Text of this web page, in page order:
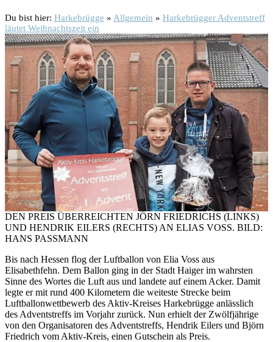
Du bist hier: Harkebrügge » Allgemein » Harkebrügger Adventstreff
läutet Weihnachtszeit ein
DEN PREIS ÜBERREICHTEN JÖRN FRIEDRICHS (LINKS)
UND HENDRIK EILERS (RECHTS) AN ELIAS VOSS. BILD:
HANS PASSMANN
Bis nach Hessen flog der Luftballon von Elia Voss aus
Elisabethfehn. Dem Ballon ging in der Stadt Haiger im wahrsten
Sinne des Wortes die Luft aus und landete auf einem Acker. Damit
legte er mit rund 400 Kilometern die weiteste Strecke beim
Luftballonwettbewerb des Aktiv-Kreises Harkebrügge anlässlich
des Adventstreffs im Vorjahr zurück. Nun erhielt der Zwölfjährige
von den Organisatoren des Adventstreffs, Hendrik Eilers und Björn
Friedrich vom Aktiv-Kreis, einen Gutschein als Preis.